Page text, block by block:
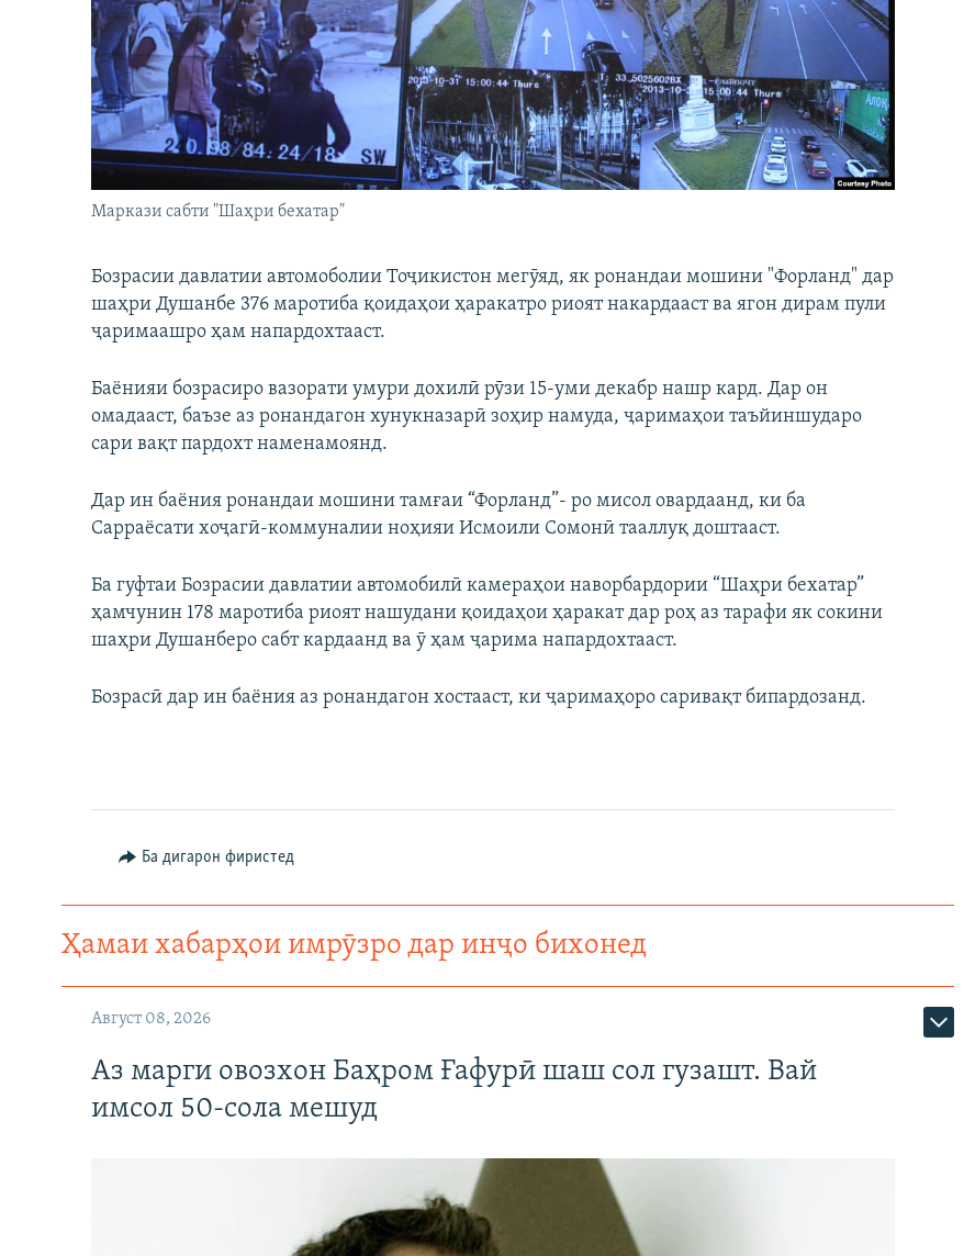
Маркази сабти "Шаҳри бехатар"
Бозрасии давлатии автомоболии Тоҷикистон мегӯяд, як ронандаи мошини "Форланд" дар
шаҳри Душанбе 376 маротиба қоидаҳои ҳаракатро риоят накардааст ва ягон дирам пули
ҷаримаашро ҳам напардохтааст.
Баёнияи бозрасиро вазорати умури дохилӣ рӯзи 15-уми декабр нашр кард. Дар он
омадааст, баъзе аз ронандагон хунукназарӣ зоҳир намуда, ҷаримаҳои таъйиншударо
сари вақт пардохт наменамоянд.
Дар ин баёния ронандаи мошини тамғаи “Форланд”- ро мисол овардаанд, ки ба
Сарраёсати хоҷагӣ-коммуналии ноҳияи Исмоили Сомонӣ тааллуқ доштааст.
Ба гуфтаи Бозрасии давлатии автомобилӣ камераҳои наворбардории “Шаҳри бехатар”
ҳамчунин 178 маротиба риоят нашудани қоидаҳои ҳаракат дар роҳ аз тарафи як сокини
шаҳри Душанберо сабт кардаанд ва ӯ ҳам ҷарима напардохтааст.
Бозрасӣ дар ин баёния аз ронандагон хостааст, ки ҷаримаҳоро саривақт бипардозанд.
Ба дигарон фиристед
Ҳамаи хабарҳои имрӯзро дар инҷо бихонед
Август 08, 2026
Аз марги овозхон Баҳром Ғафурӣ шаш сол гузашт. Вай
имсол 50-сола мешуд